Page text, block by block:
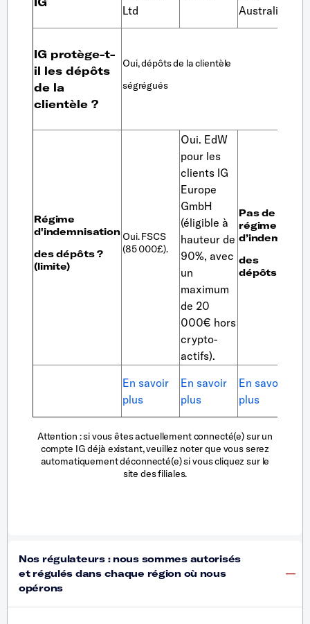
Ltd
Australia
IG protège-t-
il les dépôts
de la
clientèle ?
Oui, dépôts de la clientèle
ségrégués
Régime
d'indemnisation
des dépôts ?
(limite)
Oui.FSCS
(85 000£).
Oui. EdW
pour les
clients IG
Europe
GmbH
(éligible à
hauteur de
90%, avec
un
maximum
de 20
000€ hors
crypto-
actifs).
Pas de
régime
d’indemn.
des
dépôts
En savoir
plus
En savoir
plus
En savoir
plus
Attention : si vous êtes actuellement connecté(e) sur un
compte IG déjà existant, veuillez noter que vous serez
automatiquement déconnecté(e) si vous cliquez sur le
site des filiales.